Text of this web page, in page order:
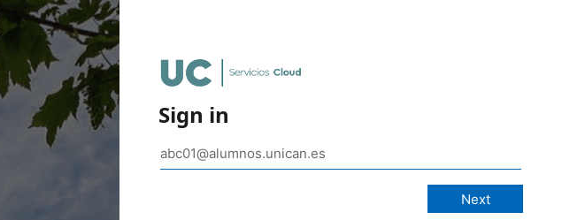
Sign in